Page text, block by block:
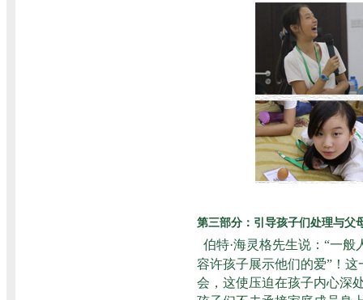
第三部分： 引导孩子们处理与
伯特·海灵格先生说：“一
容许孩子展示他们的爱”！
会，这使压迫在孩子内心深